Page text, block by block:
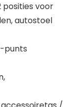
voor
autostoel
punts